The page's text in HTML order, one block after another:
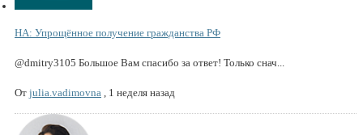
НА: Упрощённое получение гражданства РФ
@dmitry3105 Большое Вам спасибо за ответ! Только снач...
От julia.vadimovna , 1 неделя назад